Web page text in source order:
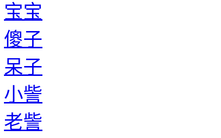
宝宝
傻子
呆子
小訾
老訾